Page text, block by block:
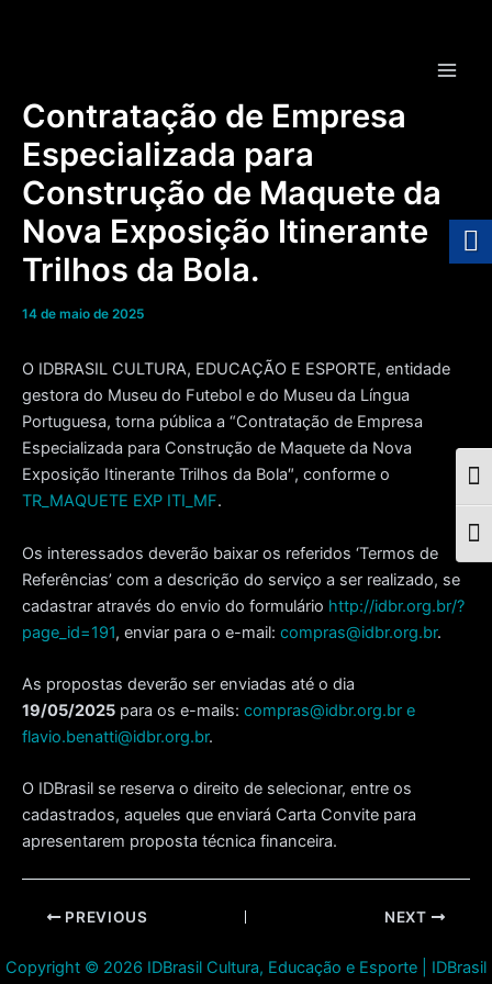
Contratação de Empresa
Especializada para
Construção de Maquete da
Nova Exposição Itinerante
Trilhos da Bola.
14 de maio de 2025
O IDBRASIL CULTURA, EDUCAÇÃO E ESPORTE, entidade
gestora do Museu do Futebol e do Museu da Língua
Portuguesa, torna pública a “Contratação de Empresa
Especializada para Construção de Maquete da Nova
Exposição Itinerante Trilhos da Bola″, conforme o
TR_MAQUETE EXP ITI_MF.
Os interessados deverão baixar os referidos ‘Termos de
Referências’ com a descrição do serviço a ser realizado, se
cadastrar através do envio do formulário http://idbr.org.br/?
page_id=191, enviar para o e-mail: compras@idbr.org.br.
As propostas deverão ser enviadas até o dia
19/05/2025 para os e-mails: compras@idbr.org.br e
flavio.benatti@idbr.org.br.
O IDBrasil se reserva o direito de selecionar, entre os
cadastrados, aqueles que enviará Carta Convite para
apresentarem proposta técnica financeira.
Post PREVIOUS NEXT
Copyright © 2026 IDBrasil Cultura, Educação e Esporte | IDBrasil